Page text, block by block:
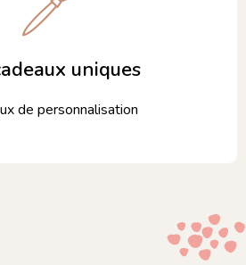
uniques
de personnalisation